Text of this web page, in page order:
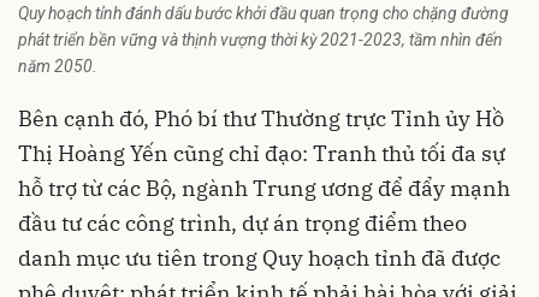
Quy hoạch tỉnh đánh dấu bước khởi đầu quan trọng cho chặng đường
phát triển bền vững và thịnh vượng thời kỳ 2021-2023, tầm nhìn đến
năm 2050.
Bên cạnh đó, Phó bí thư Thường trực Tỉnh ủy Hồ
Thị Hoàng Yến cũng chỉ đạo: Tranh thủ tối đa sự
hỗ trợ từ các Bộ, ngành Trung ương để đẩy mạnh
đầu tư các công trình, dự án trọng điểm theo
danh mục ưu tiên trong Quy hoạch tỉnh đã được